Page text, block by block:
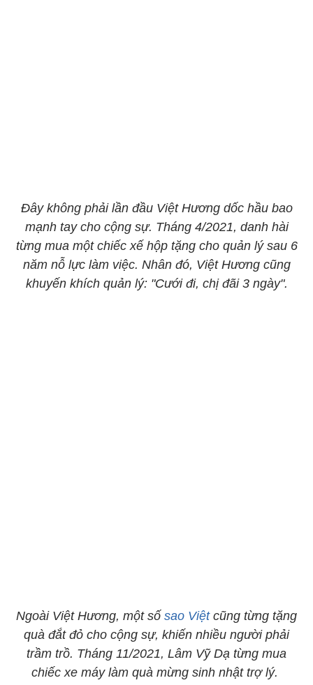
Đây không phải lần đầu Việt Hương dốc hầu bao
mạnh tay cho cộng sự. Tháng 4/2021, danh hài
từng mua một chiếc xế hộp tặng cho quản lý sau 6
năm nỗ lực làm việc. Nhân đó, Việt Hương cũng
khuyến khích quản lý: "Cưới đi, chị đãi 3 ngày".
Ngoài Việt Hương, một số sao Việtcũng từng tặng
quà đắt đỏ cho cộng sự, khiến nhiều người phải
trầm trồ. Tháng 11/2021, Lâm Vỹ Dạ từng mua
chiếc xe máy làm quà mừng sinh nhật trợ lý.